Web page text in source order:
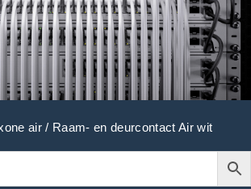
air/ Raam- en deurcontact Air wit